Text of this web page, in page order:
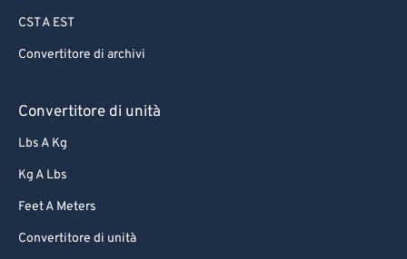
CST A EST
Convertitore di archivi
Convertitore di unità
Lbs A Kg
Kg A Lbs
Feet A Meters
Convertitore di unità